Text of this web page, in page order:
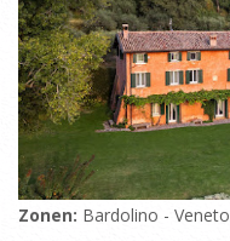
Zonen: Bardolino - Veneto